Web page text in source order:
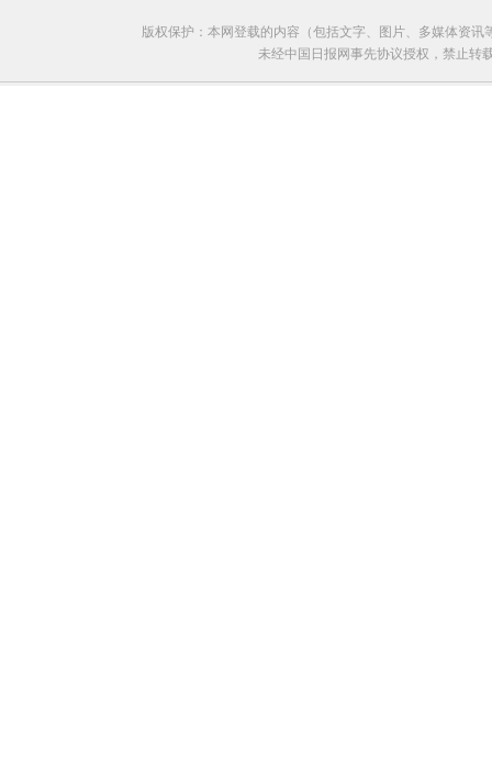
版权保护：本网登载的内容（包括文字、图片、多媒体资
未经中国日报网事先协议授权，禁止转